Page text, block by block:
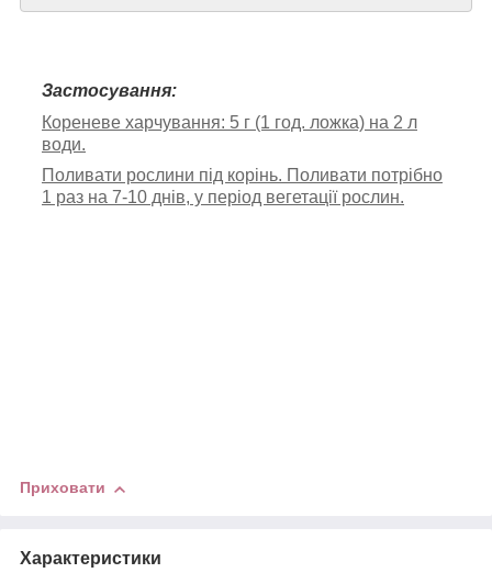
Застосування:
Кореневе харчування: 5 г (1 год. ложка) на 2 л
води.
Поливати рослини під корінь. Поливати потрібно
1 раз на 7-10 днів, у період вегетації рослин.
Приховати
Характеристики